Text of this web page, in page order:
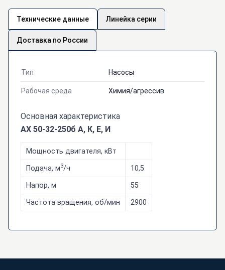
Технические данные Линейка серии
Доставка по России
Тип Насосы
Рабочая среда Химия/агрессив
Основная характеристика
АХ 50-32-250б А, К, Е, И
Мощность двигателя, кВт
Подача, м3/ч
10,5
Напор, м
55
Частота вращения, об/мин
2900